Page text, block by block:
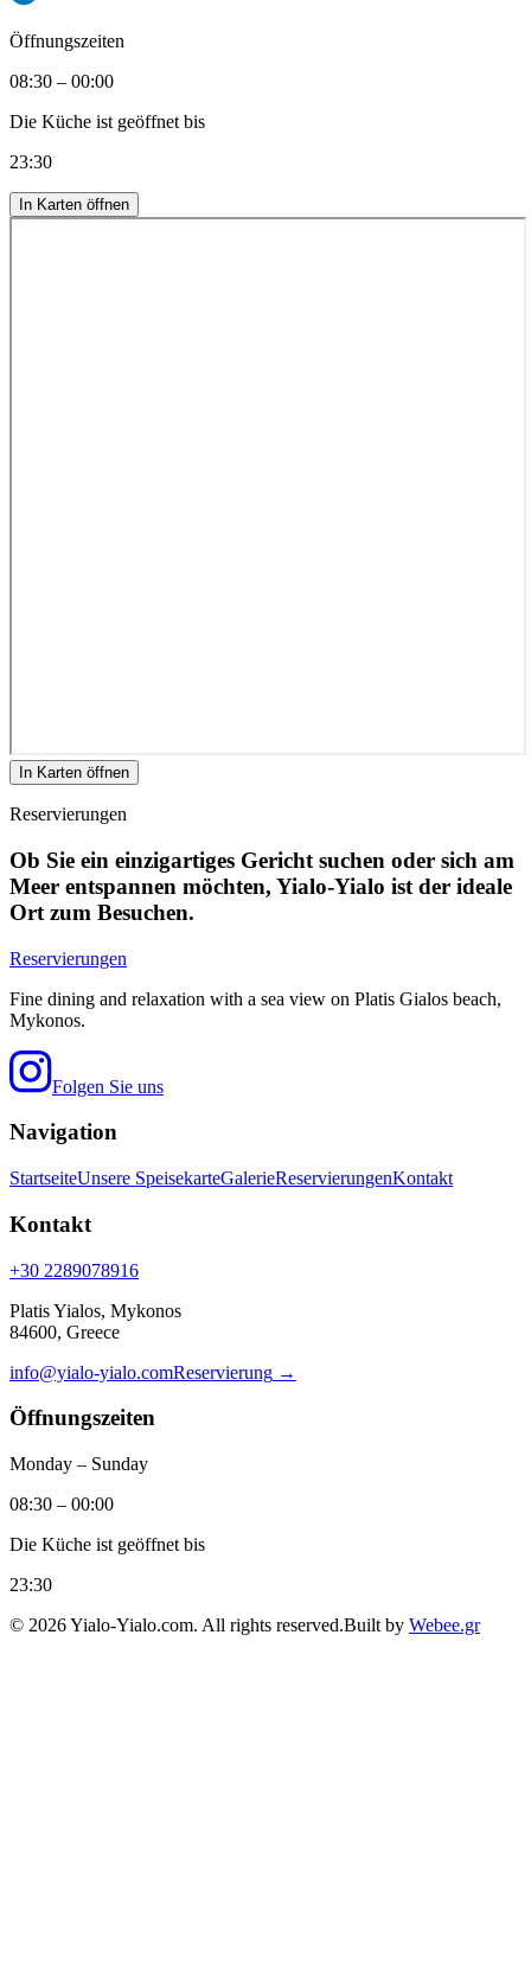
Öffnungszeiten
08:30 – 00:00
Die Küche ist geöffnet bis
23:30
In Karten öffnen
In Karten öffnen
Reservierungen
Ob Sie ein einzigartiges Gericht suchen oder sich am
Meer entspannen möchten, Yialo-Yialo ist der ideale
Ort zum Besuchen.
Reservierungen
Fine dining and relaxation with a sea view on Platis Gialos beach,
Mykonos.
Folgen Sie uns
Navigation
StartseiteUnsere SpeisekarteGalerieReservierungenKontakt
Kontakt
+30 2289078916
Platis Yialos, Mykonos
84600, Greece
info@yialo-yialo.comReservierung →
Öffnungszeiten
Monday – Sunday
08:30 – 00:00
Die Küche ist geöffnet bis
23:30
© 2026Yialo-Yialo.com. All rights reserved.Built by Webee.gr